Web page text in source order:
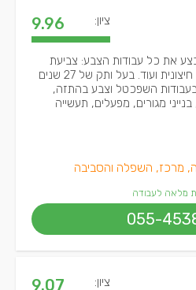
ציון: 9.96
את כל עבודות הצבע: צביעת
קירות, בתים, שערים, צביעת חיצונית ועוד. בעל ותק של 27 שנים
השפכטל וצבע בהתזה,
מגורים, מפעלים, תעשייה
מרכז, השפלה והסביבה
מלאה לעבודה
055-
ציון: 9.07